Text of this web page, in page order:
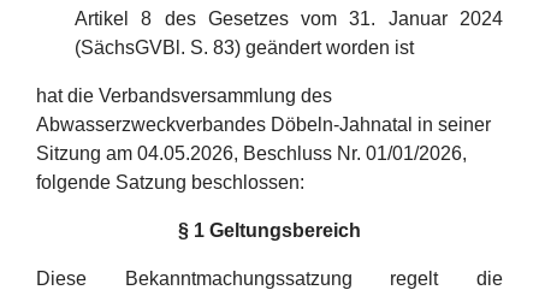
Artikel 8 des Gesetzes vom 31. Januar 2024
(SächsGVBl. S. 83) geändert worden ist
hat die Verbandsversammlung des
Abwasserzweckverbandes Döbeln-Jahnatal in seiner
Sitzung am 04.05.2026, Beschluss Nr. 01/01/2026,
folgende Satzung beschlossen:
§ 1 Geltungsbereich
Diese Bekanntmachungssatzung regelt die